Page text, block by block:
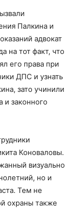
Палкина и
адвокат
на тот факт, что
его права при
ДПС и узнать
зато учинили
и законного
Коноваловы.
визуально
но и
Тем не
охраны также